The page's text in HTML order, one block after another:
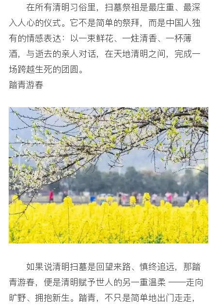
在所有清明习俗里，扫墓祭祖是最庄重、最深
入人心的仪式。它不是简单的祭拜，而是中国人独
有的情感表达：以一束鲜花、一炷清香、一杯薄
酒，与逝去的亲人对话，在天地清明之间，完成一
场跨越生死的团圆。
踏青游春
如果说清明扫墓是回望来路、慎终追远，那踏
青游春，便是清明赋予世人的另一重温柔 ——走向
旷野、拥抱新生。踏青，不只是简单地出门走走，